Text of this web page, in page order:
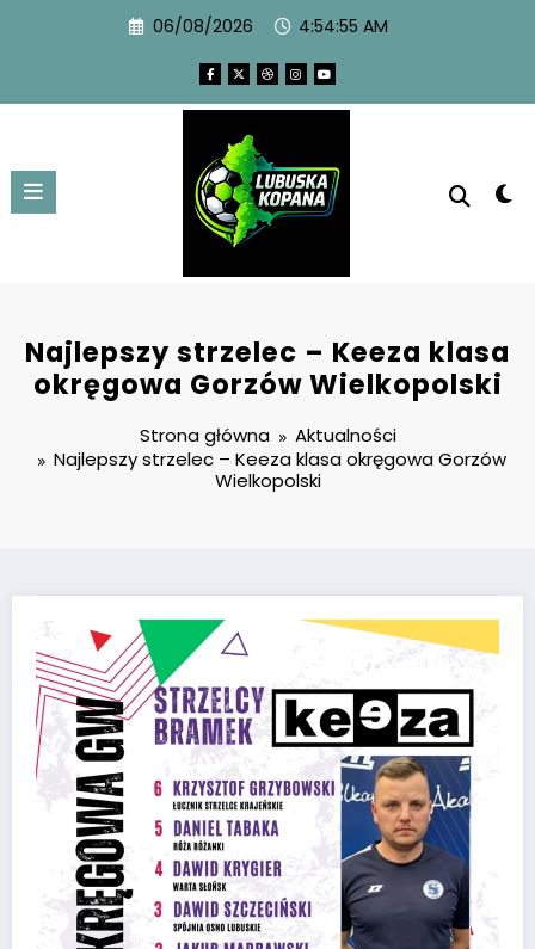
06/08/2026 4:54:56 AM
Najlepszy strzelec – Keeza klasa
okręgowa Gorzów Wielkopolski
Strona główna
Aktualności
Najlepszy strzelec – Keeza klasa okręgowa Gorzów
Wielkopolski